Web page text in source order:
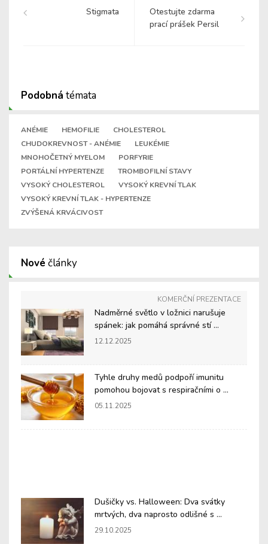
Stigmata
Otestujte zdarma
prací prášek Persil
Podobná témata
ANÉMIE HEMOFILIE
CHOLESTEROL
CHUDOKREVNOST - ANÉMIE
LEUKÉMIE
MNOHOČETNÝ MYELOM
PORFYRIE
PORTÁLNÍ HYPERTENZE
TROMBOFILNÍ STAVY
VYSOKÝ CHOLESTEROL
VYSOKÝ KREVNÍ TLAK
VYSOKÝ KREVNÍ TLAK - HYPERTENZE
ZVÝŠENÁ KRVÁCIVOST
Nové články
KOMERČNÍ PREZENTACE
Nadměrné světlo v ložnici narušuje
spánek: jak pomáhá správné stí ...
12.12.2025
Tyhle druhy medů podpoří imunitu
pomohou bojovat s respiračními o ...
05.11.2025
Dušičky vs. Halloween: Dva svátky
mrtvých, dva naprosto odlišné s ...
29.10.2025